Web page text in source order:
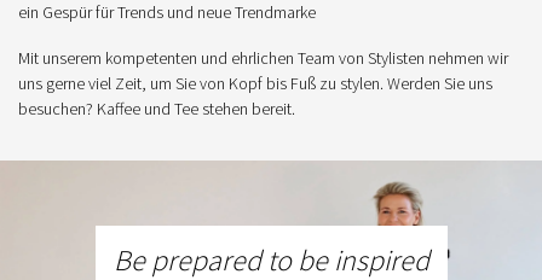
ein Gespür für Trends und neue Trendmarke
Mit unserem kompetenten und ehrlichen Team von Stylisten nehmen wir
uns gerne viel Zeit, um Sie von Kopf bis Fuß zu stylen. Werden Sie uns
besuchen? Kaffee und Tee stehen bereit.
Be prepared to be inspired